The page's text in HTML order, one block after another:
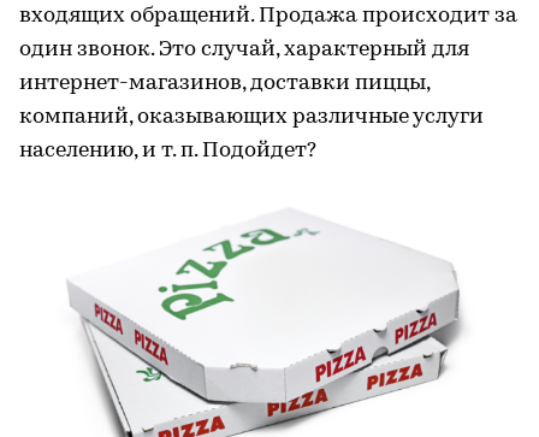
входящих обращений. Продажа происходит за
один звонок. Это случай, характерный для
интернет-магазинов, доставки пиццы,
компаний, оказывающих различные услуги
населению, и т. п. Подойдет?